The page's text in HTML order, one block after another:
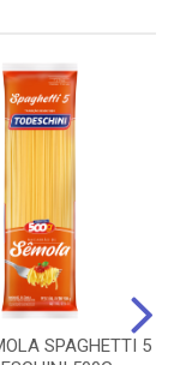
SPAGHETTI 5